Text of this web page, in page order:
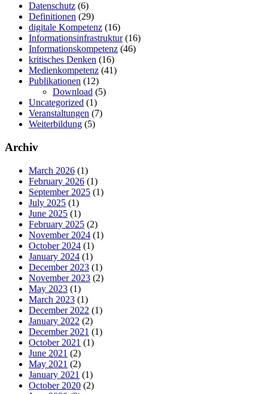
Datenschutz (6)
Definitionen (29)
digitale Kompetenz (16)
Informationsinfrastruktur(16)
Informationskompetenz (46)
kritisches Denken (16)
Medienkompetenz (41)
Publikationen (12)
Download (5)
Uncategorized (1)
Veranstaltungen (7)
Weiterbildung (5)
Archiv
March 2026 (1)
February 2026 (1)
September 2025 (1)
July 2025 (1)
June 2025 (1)
February 2025 (2)
November 2024 (1)
October 2024 (1)
January 2024 (1)
December 2023 (1)
November 2023 (2)
May 2023 (1)
March 2023 (1)
December 2022 (1)
January 2022 (2)
December 2021 (1)
October 2021 (1)
June 2021 (2)
May 2021 (2)
January 2021 (1)
October 2020 (2)